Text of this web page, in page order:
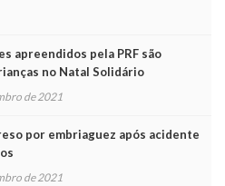
apreendidos pela PRF são
no Natal Solidário
de 2021
por embriaguez após acidente
de 2021